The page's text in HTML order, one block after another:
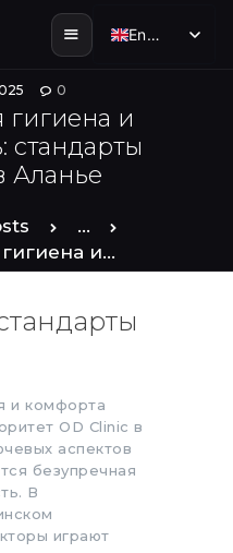
English
English
0
гигиена и
стандарты
Аланье
...
и...
и комфорта
OD Clinic в
аспектов
безупречная
В
играют